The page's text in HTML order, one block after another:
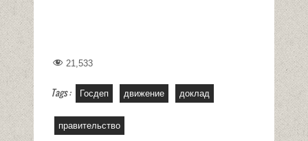
21,533
Tags : Госдеп движение доклад
правительство